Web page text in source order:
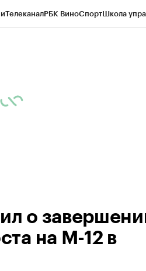
ТелеканалРБК ВиноСпортШкола
о
на М-12 в